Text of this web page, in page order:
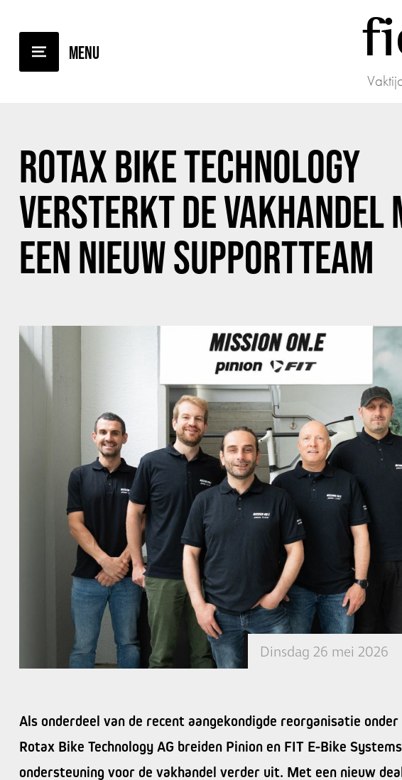
ROTAX BIKE TECHNOLOGY
VERSTERKT DE VAKHANDEL
EEN NIEUW SUPPORTTEAM
Dinsdag 26 mei 2026
Als onderdeel van de recent aangekondigde reorganisatie
Rotax Bike Technology AG breiden Pinion en FIT E-Bike
ondersteuning voor de vakhandel verder uit. Met een nieuw